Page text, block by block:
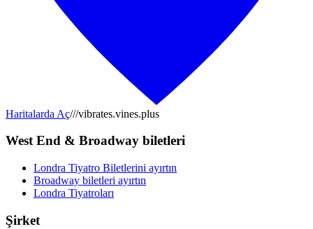
Haritalarda Aç///vibrates.vines.plus
West End & Broadway biletleri
Londra Tiyatro Biletlerini ayırtın
Broadway biletleri ayırtın
Londra Tiyatroları
Şirket